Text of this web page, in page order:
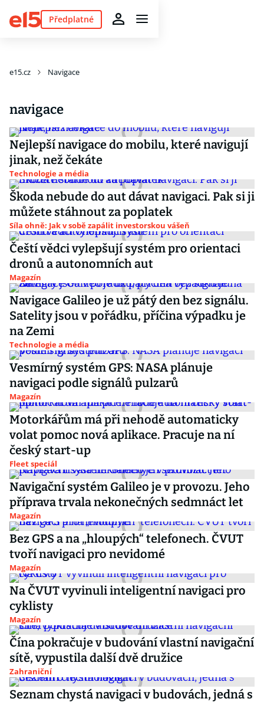
Předplatné
e15.cz Navigace
navigace
Nejlepší navigace do mobilu, které navigují
jinak, než čekáte
Technologie a média
Škoda nebude do aut dávat navigaci. Pak si ji
můžete stáhnout za poplatek
Síla ohně: Jak v sobě zapálit investorskou vášeň
Čeští vědci vylepšují systém pro orientaci
dronů a autonomních aut
Magazín
Navigace Galileo je už pátý den bez signálu.
Satelity jsou v pořádku, příčina výpadku je
na Zemi
Technologie a média
Vesmírný systém GPS: NASA plánuje
navigaci podle signálů pulzarů
Magazín
Motorkářům má při nehodě automaticky
volat pomoc nová aplikace. Pracuje na ní
český start-up
Fleet speciál
Navigační systém Galileo je v provozu. Jeho
příprava trvala nekonečných sedmnáct let
Magazín
Bez GPS a na „hloupých“ telefonech. ČVUT
tvoří navigaci pro nevidomé
Magazín
Na ČVUT vyvinuli inteligentní navigaci pro
cyklisty
Magazín
Čína pokračuje v budování vlastní navigační
sítě, vypustila další dvě družice
Zahraniční
Seznam chystá navigaci v budovách, jedná s